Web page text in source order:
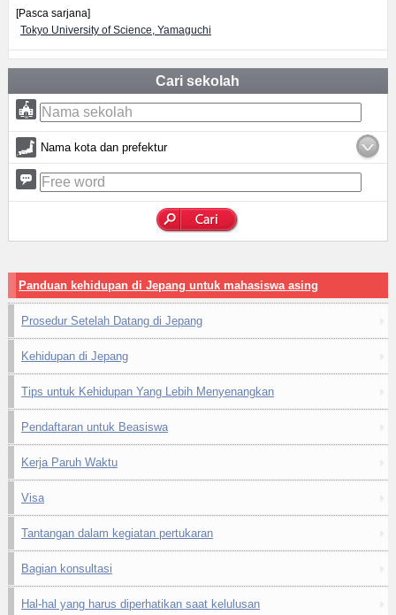
[Pasca sarjana]
Tokyo University of Science, Yamaguchi
Cari sekolah
Nama kota dan prefektur
Panduan kehidupan di Jepang untuk mahasiswa asing
Prosedur Setelah Datang di Jepang
Kehidupan di Jepang
Tips untuk Kehidupan Yang Lebih Menyenangkan
Pendaftaran untuk Beasiswa
Kerja Paruh Waktu
Visa
Tantangan dalam kegiatan pertukaran
Bagian konsultasi
Hal-hal yang harus diperhatikan saat kelulusan